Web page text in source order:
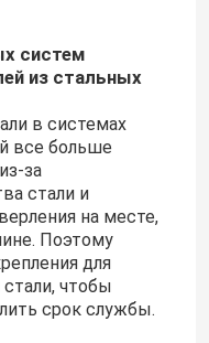
систем
из стальных
в системах
все больше
за
стали и
на месте,
Поэтому
для
чтобы
срок службы.